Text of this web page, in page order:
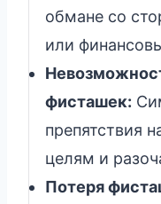
обмане со
или
фисташек:
препятствия
целям и
Потеря